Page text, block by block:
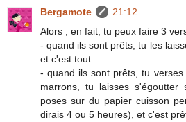
Bergamote
21:12
Alors , en fait, tu peux faire 3
- quand ils sont prêts, tu les
et c'est tout.
- quand ils sont prêts, tu
marrons, tu laisses
poses sur du papier cuisson
dirais 4 ou 5 heures), et c'est